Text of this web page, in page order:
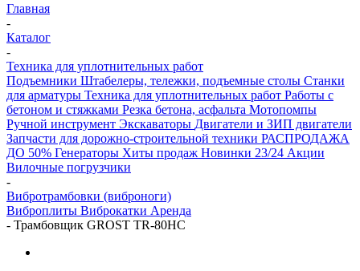
Главная
-
Каталог
-
Техника для уплотнительных работ
Подъемники Штабелеры, тележки, подъемные столы Станки
для арматуры Техника для уплотнительных работ Работы с
бетоном и стяжками Резка бетона, асфальта Мотопомпы
Ручной инструмент Экскаваторы Двигатели и ЗИП двигатели
Запчасти для дорожно-строительной техники РАСПРОДАЖА
ДО 50% Генераторы Хиты продаж Новинки 23/24 Акции
Вилочные погрузчики
-
Вибротрамбовки (виброноги)
Виброплиты Виброкатки Аренда
- Трамбовщик GROST TR-80HC